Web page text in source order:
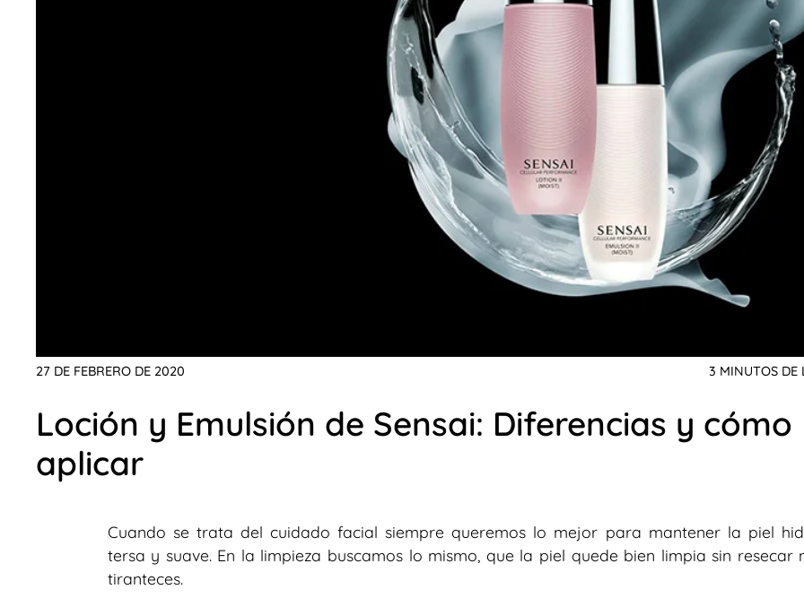
27 DE FEBRERO DE 2020 3 MINUTOS DE
Loción y Emulsión de Sensai: Diferencias y cómo
aplicar
Cuando se trata del cuidado facial siempre queremos lo mejor para mantener la piel
tersa y suave. En la limpieza buscamos lo mismo, que la piel quede bien limpia sin resecar
tiranteces.